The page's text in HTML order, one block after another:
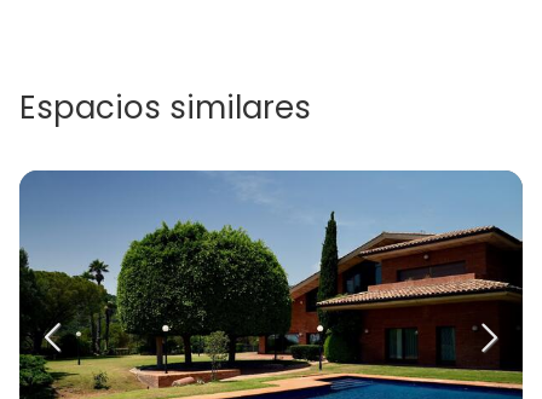
Espacios similares